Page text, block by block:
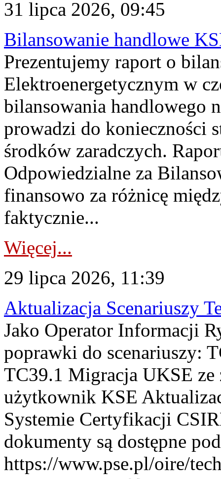
31 lipca 2026, 09:45
Bilansowanie handlowe
Prezentujemy raport o
Elektroenergetycznym w
bilansowania handlowego
prowadzi do konieczności
środków zaradczych.
Odpowiedzialne za
finansowo za różnicę
faktycznie...
Więcej...
29 lipca 2026, 11:39
Aktualizacja Scenariuszy
Jako Operator Informacji
poprawki do scenariuszy:
TC39.1 Migracja UKSE
użytkownik KSE
Systemie Certyfikacji
dokumenty są dostępne
https://www.pse.pl/oire/